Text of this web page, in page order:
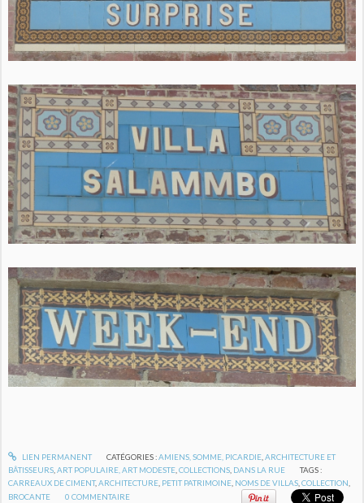
LIEN PERMANENT CATÉGORIES :AMIENS, SOMME, PICARDIE, ARCHITECTURE ET
BÂTISSEURS ,ART POPULAIRE, ART MODESTE ,COLLECTIONS DANS LA RUE
TAGS :
CARREAUX DE CIMENT,ARCHITECTURE PETIT PATRIMOINE NOMS DE VILLAS ,COLLECTION
BROCANTE
0 COMMENTAIRE